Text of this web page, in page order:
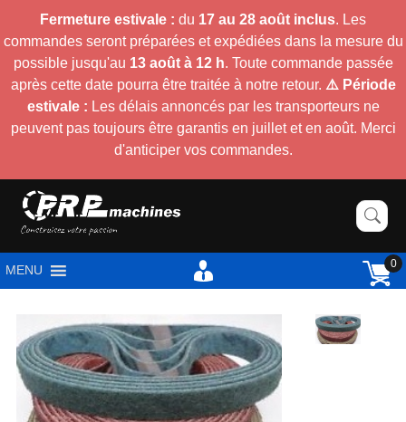
Fermeture estivale : du 17 au 28 août inclus. Les
commandes seront préparées et expédiées dans la mesure du
possible jusqu'au 13 août à 12 h. Toute commande passée
après cette date pourra être traitée à notre retour. ⚠️ Période
estivale : Les délais annoncés par les transporteurs ne
peuvent pas toujours être garantis en juillet et en août. Merci
d'anticiper vos commandes.
MENU 0